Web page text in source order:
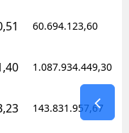
60.694.123,60
1.087.934.449,30
143.831.957,67